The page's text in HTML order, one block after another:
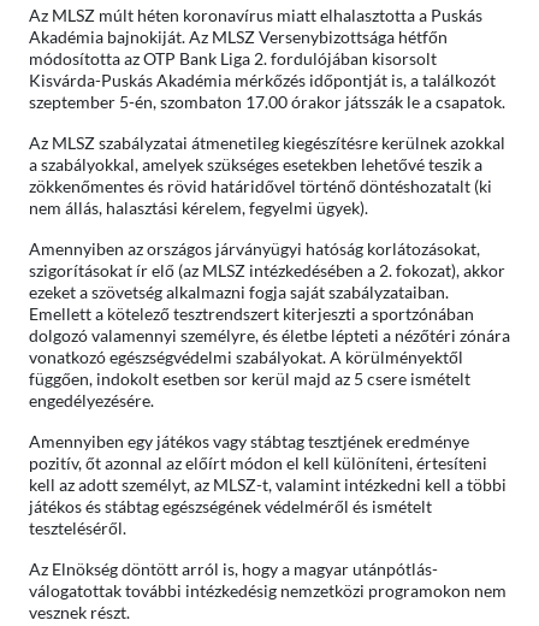
Az MLSZ múlt héten koronavírus miatt elhalasztotta a Puskás
Akadémia bajnokiját. Az MLSZ Versenybizottsága hétfőn
módosította az OTP Bank Liga 2. fordulójában kisorsolt
Kisvárda-Puskás Akadémia mérkőzés időpontját is, a találkozót
szeptember 5-én, szombaton 17.00 órakor játsszák le a csapatok.
Az MLSZ szabályzatai átmenetileg kiegészítésre kerülnek azokkal
a szabályokkal, amelyek szükséges esetekben lehetővé teszik a
zökkenőmentes és rövid határidővel történő döntéshozatalt (ki
nem állás, halasztási kérelem, fegyelmi ügyek).
Amennyiben az országos járványügyi hatóság korlátozásokat,
szigorításokat ír elő (az MLSZ intézkedésében a 2. fokozat), akkor
ezeket a szövetség alkalmazni fogja saját szabályzataiban.
Emellett a kötelező tesztrendszert kiterjeszti a sportzónában
dolgozó valamennyi személyre, és életbe lépteti a nézőtéri zónára
vonatkozó egészségvédelmi szabályokat. A körülményektől
függően, indokolt esetben sor kerül majd az 5 csere ismételt
engedélyezésére.
Amennyiben egy játékos vagy stábtag tesztjének eredménye
pozitív, őt azonnal az előírt módon el kell különíteni, értesíteni
kell az adott személyt, az MLSZ-t, valamint intézkedni kell a többi
játékos és stábtag egészségének védelméről és ismételt
teszteléséről.
Az Elnökség döntött arról is, hogy a magyar utánpótlás-
válogatottak további intézkedésig nemzetközi programokon nem
vesznek részt.